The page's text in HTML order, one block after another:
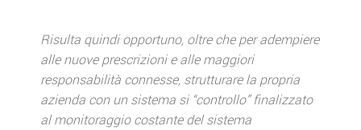
Risulta quindi opportuno, oltre che per adempiere
alle nuove prescrizioni e alle maggiori
responsabilità connesse, strutturare la propria
azienda con un sistema si “controllo” finalizzato
al monitoraggio costante del sistema